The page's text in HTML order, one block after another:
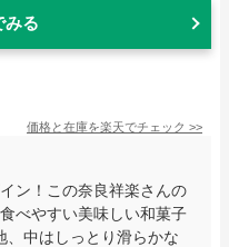
みる
価格と在庫を楽天でチェック >>
ン！この奈良祥楽さんの
べやすい美味しい和菓子
、中はしっとり滑らかな